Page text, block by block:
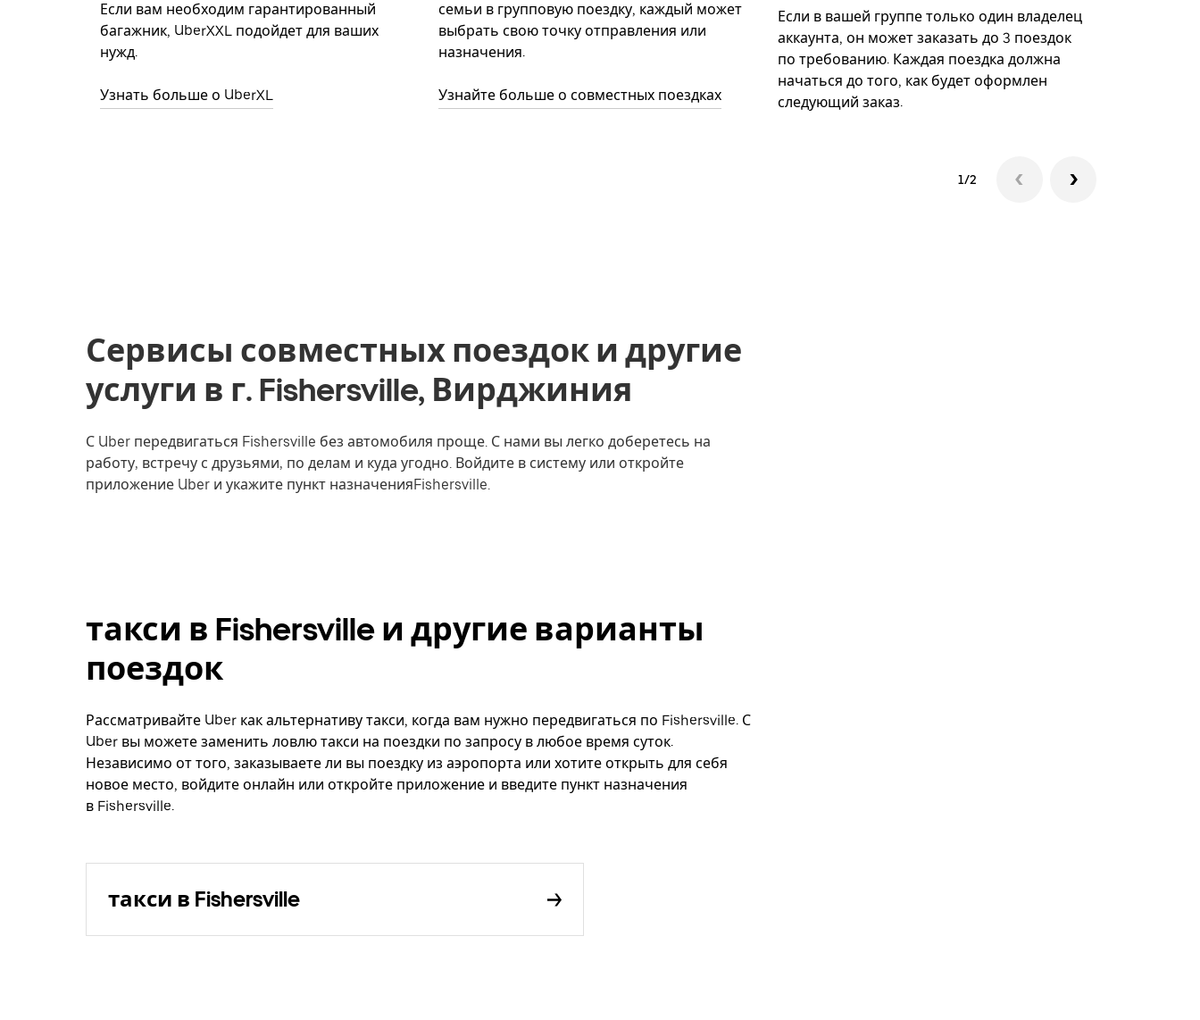
Если вам необходим гарантированный
багажник, UberXXL подойдет для ваших
нужд.
Узнать больше о UberXL
семьи в групповую поездку, каждый может
выбрать свою точку отправления или
назначения.
Узнайте больше о совместных поездках
Если в вашей группе только один владелец
аккаунта, он может заказать до 3 поездок
по требованию. Каждая поездка должна
начаться до того, как будет оформлен
следующий заказ.
1/2
Сервисы совместных поездок и другие
услуги в г. Fishersville, Вирджиния
С Uber передвигаться Fishersville без автомобиля проще. С нами вы легко доберетесь на
работу, встречу с друзьями, по делам и куда угодно. Войдите в систему или откройте
приложение Uber и укажите пункт назначенияFishersville.
такси в Fishersville и другие варианты
поездок
Рассматривайте Uber как альтернативу такси, когда вам нужно передвигаться по Fishersville. С
Uber вы можете заменить ловлю такси на поездки по запросу в любое время суток.
Независимо от того, заказываете ли вы поездку из аэропорта или хотите открыть для себя
новое место, войдите онлайн или откройте приложение и введите пункт назначения
в Fishersville.
такси в Fishersville